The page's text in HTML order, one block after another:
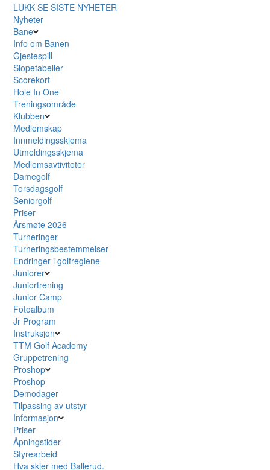
LUKK SE SISTE NYHETER
Nyheter
Bane
Info om Banen
Gjestespill
Slopetabeller
Scorekort
Hole In One
Treningsområde
Klubben
Medlemskap
Innmeldingsskjema
Utmeldingsskjema
Medlemsavtiviteter
Damegolf
Torsdagsgolf
Seniorgolf
Priser
Årsmøte 2026
Turneringer
Turneringsbestemmelser
Endringer i golfreglene
Juniorer
Juniortrening
Junior Camp
Fotoalbum
Jr Program
Instruksjon
TTM Golf Academy
Gruppetrening
Proshop
Proshop
Demodager
Tilpassing av utstyr
Informasjon
Priser
Åpningstider
Styrearbeid
Hva skjer med Ballerud.